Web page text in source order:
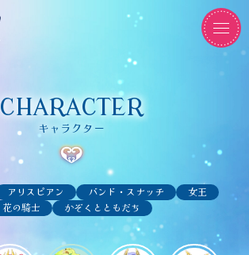
CHARACTER
キャラクター
アリスピアン バンド・スナッチ
女王
花の騎士
かぞくとともだち